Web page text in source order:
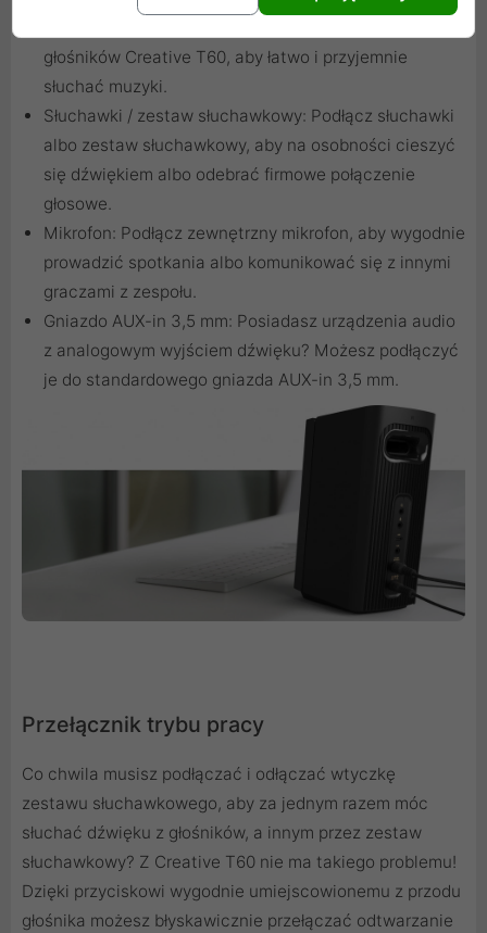
głośników Creative T60, aby łatwo i przyjemnie
słuchać muzyki.
Słuchawki / zestaw słuchawkowy: Podłącz słuchawki
albo zestaw słuchawkowy, aby na osobności cieszyć
się dźwiękiem albo odebrać firmowe połączenie
głosowe.
Mikrofon: Podłącz zewnętrzny mikrofon, aby wygodnie
prowadzić spotkania albo komunikować się z innymi
graczami z zespołu.
Gniazdo AUX-in 3,5 mm: Posiadasz urządzenia audio
z analogowym wyjściem dźwięku? Możesz podłączyć
je do standardowego gniazda AUX-in 3,5 mm.
Przełącznik trybu pracy
Co chwila musisz podłączać i odłączać wtyczkę
zestawu słuchawkowego, aby za jednym razem móc
słuchać dźwięku z głośników, a innym przez zestaw
słuchawkowy? Z Creative T60 nie ma takiego problemu!
Dzięki przyciskowi wygodnie umiejscowionemu z przodu
głośnika możesz błyskawicznie przełączać odtwarzanie